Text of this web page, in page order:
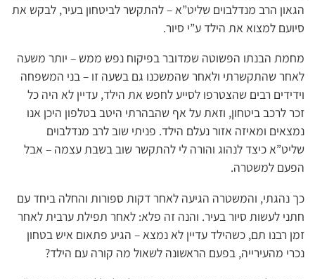
הגאון הרב מנדלבוים שליט”א – להתקשר לביטחון בעיר, לבקש את
סיועם למצוא את הילד ע”י סיור.
מחמת הבנתו הפשוטה שמדובר בפיקוח נפש ממש – יותר משעה
לאחר שהתקשרתי ולאחר שהמשכנו גם בשעה זו – בני המשפחה
וידידים רבים שהצטרפו לסייע לחפש את הילד, עדיין לא היה כל
זכר לרכב ביטחון, וזאת על אף שהבהרתי היטב בטלפון היכן אנו
נמצאים ומאיזה אזור נעלם הילד. פניתי שוב לרב מנדלבוים
שליט”א כיצד לנהוג והורה לי להתקשר שוב בשבת עצמה – אבל
הפעם למשטרה.
כך נהגתי, והמשטרה הגיעה לאחר דקות ספורות והחלה ביחד עם
חתני לעשות סיור בעיר. והנה זה פלא: לאחר תפילת ערבית לאחר
זמן רבנו תם, כשהילד עדיין לא נמצא – הגיע פתאום איש בטחון
נכרי מהעירייה, בפעם הראשונה לשאול מה קורה עם הילד?